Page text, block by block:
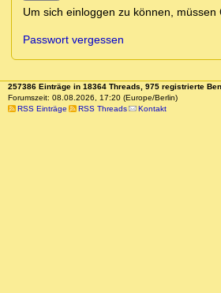
Um sich einloggen zu können, müssen
Passwort vergessen
257386 Einträge in 18364 Threads, 975 registrierte
Forumszeit: 08.08.2026, 17:20 (Europe/Berlin)
RSS Einträge
RSS Threads Kontakt